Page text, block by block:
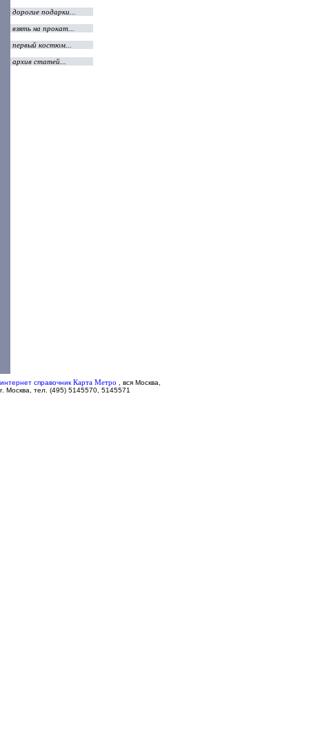
дорогие подарки...
взять на прокат...
первый костюм...
архив статей...
интернет справочник Карта Метро
вся Москва,
г. Москва, тел. (495) 5145570, 5145571